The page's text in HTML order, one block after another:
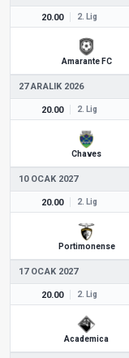
20.00 2. Lig
Amarante FC
27 ARALIK 2026
20.00 2. Lig
Chaves
10 OCAK 2027
20.00 2. Lig
Portimonense
17 OCAK 2027
20.00 2. Lig
Academica